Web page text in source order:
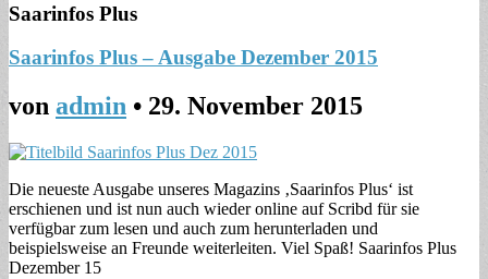
Saarinfos Plus
Saarinfos Plus – Ausgabe Dezember 2015
von admin • 29. November 2015
Die neueste Ausgabe unseres Magazins ‚Saarinfos Plus‘ ist
erschienen und ist nun auch wieder online auf Scribd für sie
verfügbar zum lesen und auch zum herunterladen und
beispielsweise an Freunde weiterleiten. Viel Spaß! Saarinfos Plus
Dezember 15